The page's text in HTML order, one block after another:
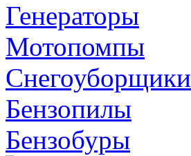
Генераторы
Мотопомпы
Снегоуборщики
Бензопилы
Бензобуры